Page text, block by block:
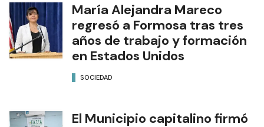
María Alejandra Mareco
regresó a Formosa tras tres
años de trabajo y formación
en Estados Unidos
SOCIEDAD
El Municipio capitalino firmó